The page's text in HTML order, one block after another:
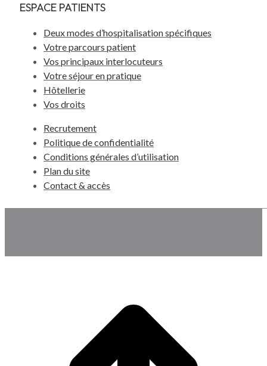
ESPACE PATIENTS
Deux modes d’hospitalisation spécifiques
Votre parcours patient
Vos principaux interlocuteurs
Votre séjour en pratique
Hôtellerie
Vos droits
Recrutement
Politique de confidentialité
Conditions générales d’utilisation
Plan du site
Contact & accès